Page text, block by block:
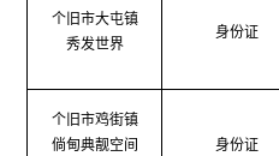
个旧市大屯镇
秀发世界
身份证
个旧市鸡街镇
倘甸典靓空间
身份证